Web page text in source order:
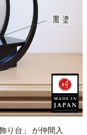
り台」 が仲間入